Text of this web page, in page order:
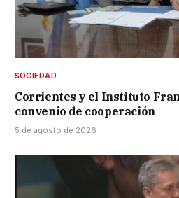
SOCIEDAD
Corrientes y el Instituto
convenio de cooperación
5 de agosto de 2026